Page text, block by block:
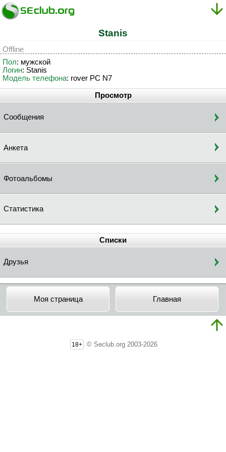
Stanis
Offline
Пол: мужской
Логин: Stanis
Модель телефона: rover PC N7
Просмотр
Сообщения
Анкета
Фотоальбомы
Статистика
Списки
Друзья
Моя страница Главная
18+ © Seclub.org 2003-2026